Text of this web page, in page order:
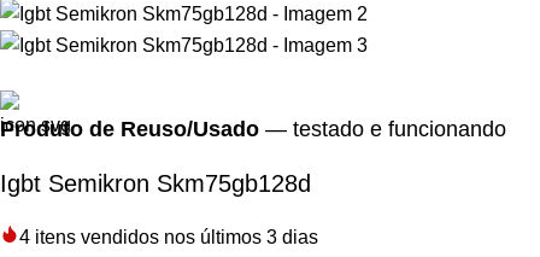
Produto de Reuso/Usado — testado e funcionando
Igbt Semikron Skm75gb128d
4 itens vendidos nos últimos 3 dias